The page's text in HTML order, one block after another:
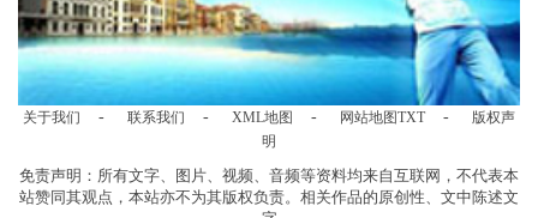
关于我们 - 联系我们 - XML地图 - 网站地图TXT -
版权声
明
免责声明：所有文字、图片、视频、音频等资料均来自互联网，不代表本
站赞同其观点，本站亦不为其版权负责。相关作品的原创性、文中陈述文